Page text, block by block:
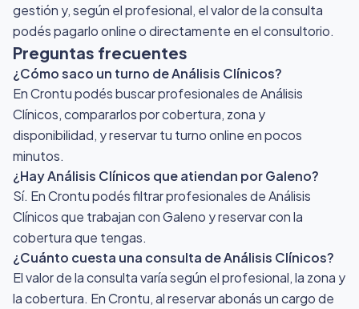
gestión y, según el profesional, el valor de la consulta
podés pagarlo online o directamente en el consultorio.
Preguntas frecuentes
¿Cómo saco un turno de Análisis Clínicos?
En Crontu podés buscar profesionales de Análisis
Clínicos, compararlos por cobertura, zona y
disponibilidad, y reservar tu turno online en pocos
minutos.
¿Hay Análisis Clínicos que atiendan por Galeno?
Sí. En Crontu podés filtrar profesionales de Análisis
Clínicos que trabajan con Galeno y reservar con la
cobertura que tengas.
¿Cuánto cuesta una consulta de Análisis Clínicos?
El valor de la consulta varía según el profesional, la zona y
la cobertura. En Crontu, al reservar abonás un cargo de